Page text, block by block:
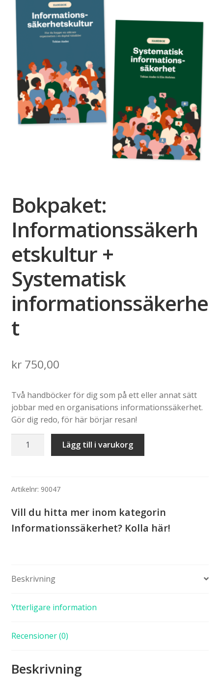
Bokpaket:
Informationssäkerh
etskultur +
Systematisk
informationssäkerhe
t
kr750,00
Två handböcker för dig som på ett eller annat sätt
jobbar med en organisations informationssäkerhet.
Gör dig redo, för här börjar resan!
Bokpaket:
Informationssäkerhetskultur
informationssäkerhet
Lägg till i varukorg
Artikelnr: 90047
Vill du hitta mer inom kategorin
Informationssäkerhet? Kolla här!
Beskrivning
Ytterligare information
Recensioner (0)
Beskrivning